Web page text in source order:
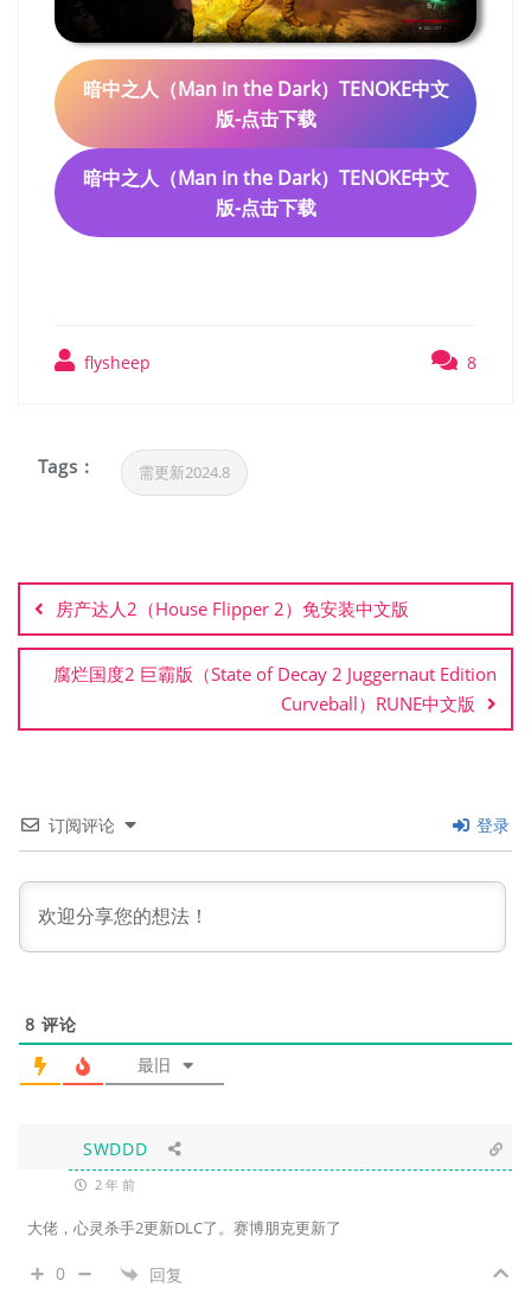
暗中之人（Man in the Dark）TENOKE中文
版-点击下载
暗中之人（Man in the Dark）TENOKE中文
版-点击下载
flysheep 8
Tags : 需更新2024.8
章
导
航
房产达人2（House Flipper 2）免安装中文版
腐烂国度2 巨霸版（State of Decay 2 Juggernaut Edition
Curveball）RUNE中文版
订阅评论 登录
8 评论
最旧
SWDDD
2 年 前
大佬，心灵杀手2更新DLC了。赛博朋克更新了
0 回复